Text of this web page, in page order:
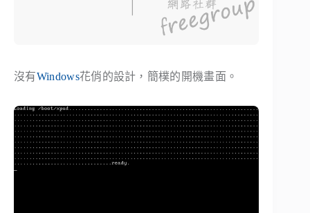
沒有Windows花俏的設計，簡樸的開機畫面。